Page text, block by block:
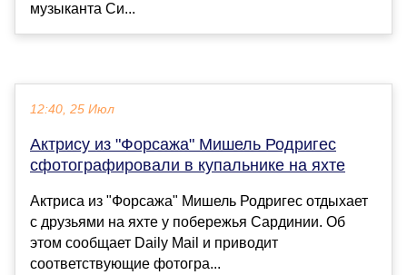
музыканта Си...
12:40, 25 Июл
Актрису из "Форсажа" Мишель Родригес
сфотографировали в купальнике на яхте
Актриса из "Форсажа" Мишель Родригес отдыхает
с друзьями на яхте у побережья Сардинии. Об
этом сообщает Daily Mail и приводит
соответствующие фотогра...